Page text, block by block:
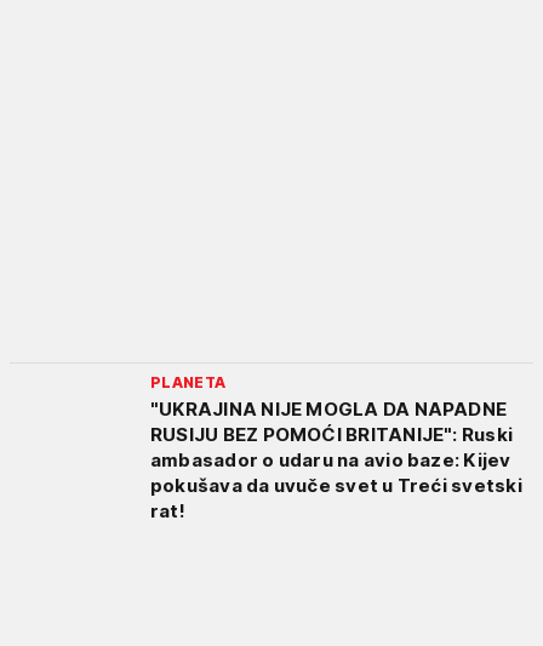
PLANETA
"UKRAJINA NIJE MOGLA DA NAPADNE
RUSIJU BEZ POMOĆI BRITANIJE": Ruski
ambasador o udaru na avio baze: Kijev
pokušava da uvuče svet u Treći svetski
rat!